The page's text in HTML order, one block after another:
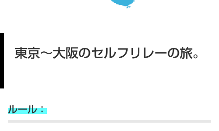
東京〜大阪のセルフリレーの旅。
ルール：